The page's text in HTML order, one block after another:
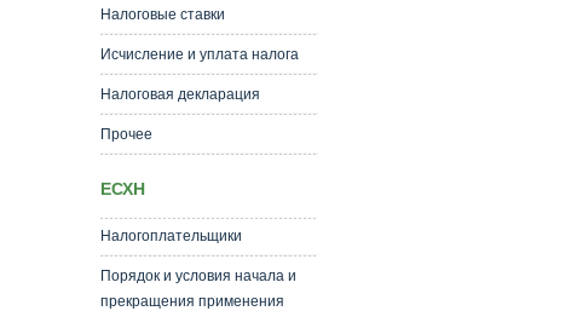
Налоговые ставки
Исчисление и уплата налога
Налоговая декларация
Прочее
ЕСХН
Налогоплательщики
Порядок и условия начала и
прекращения применения